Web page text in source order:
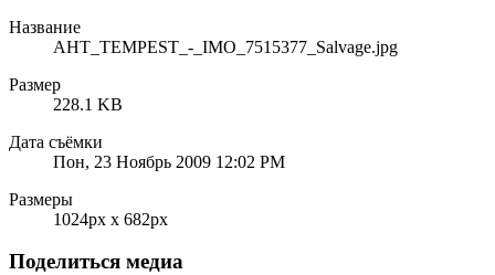
Название
AHT_TEMPEST_-_IMO_7515377_Salvage.jpg
Размер
228.1 KB
Дата съёмки
Пон, 23 Ноябрь 2009 12:02 PM
Размеры
1024px x 682px
Поделиться медиа